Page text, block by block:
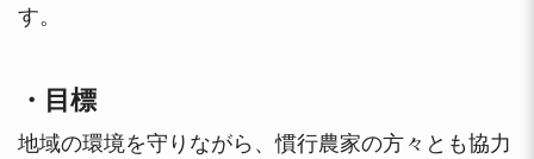
す。
・目標
地域の環境を守りながら、慣行農家の方々とも協力